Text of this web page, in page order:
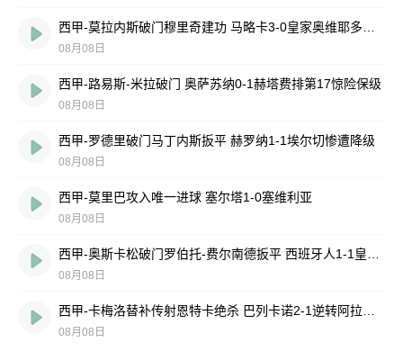
08月08日
西甲-路易斯-米拉破门 奥萨苏纳0-1赫塔费排第17惊险保级
08月08日
西甲-罗德里破门马丁内斯扳平 赫罗纳1-1埃尔切惨遭降级
08月08日
西甲-莫里巴攻入唯一进球 塞尔塔1-0塞维利亚
08月08日
08月08日
08月08日